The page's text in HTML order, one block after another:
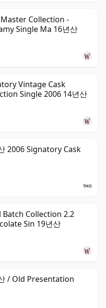
Collection -
Single Ma 16년산
Vintage Cask
Single 2006 14년산
2006 Signatory Cask
Batch Collection 2.2
Sin 19년산
/ Old Presentation